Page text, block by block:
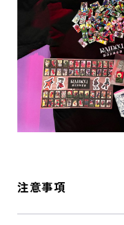
注意事項